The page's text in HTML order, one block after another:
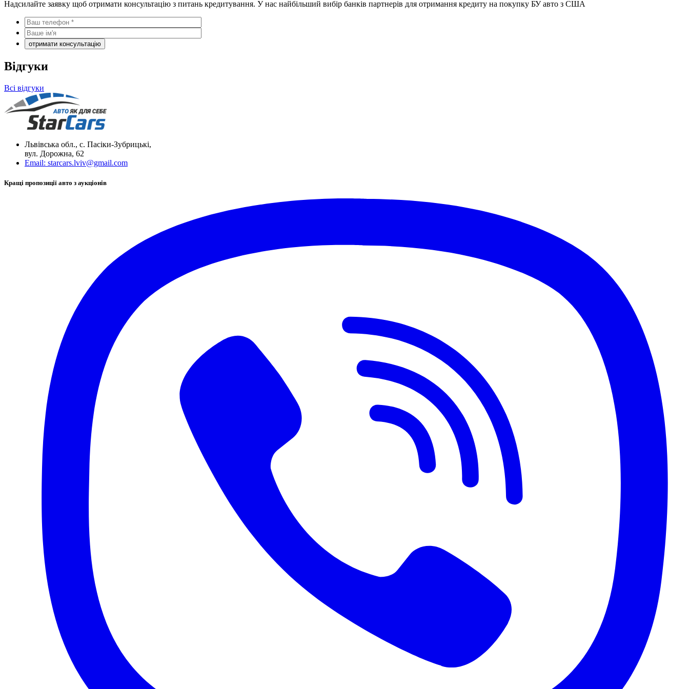
Надсилайте заявку щоб отримати консультацію з питань кредитування. У нас найбільший вибір банків партнерів для отримання кредиту на покупку БУ авто з США
Відгуки
Всі відгуки
Львівська обл., с. Пасіки-Зубрицькі,
вул. Дорожна, 62
Email: starcars.lviv@gmail.com
Кращі пропозиції авто з аукціонів